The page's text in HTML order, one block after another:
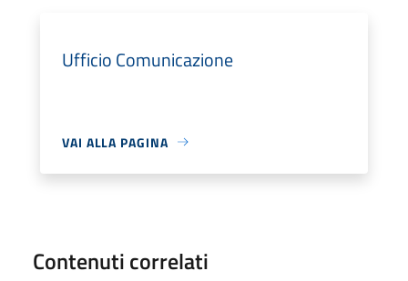
Ufficio Comunicazione
VAI ALLA PAGINA
Contenuti correlati